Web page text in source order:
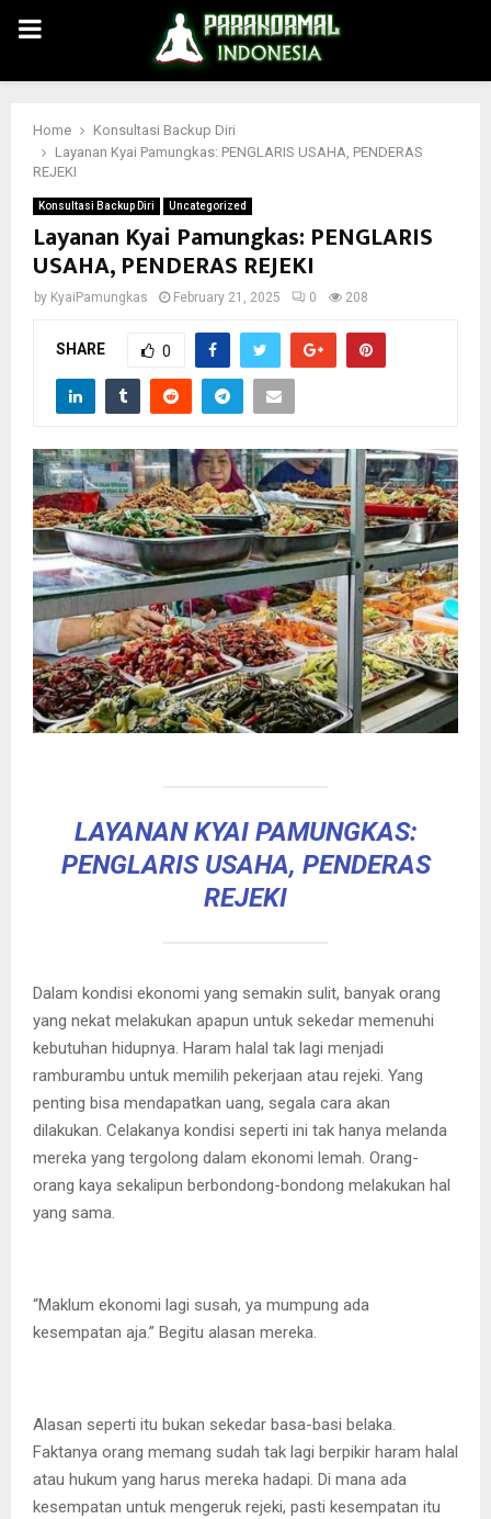
PRIMARY
MENU
Home
Konsultasi Backup Diri
Layanan Kyai Pamungkas: PENGLARIS USAHA, PENDERAS
REJEKI
Konsultasi Backup Diri Uncategorized
Layanan Kyai Pamungkas: PENGLARIS
USAHA, PENDERAS REJEKI
by KyaiPamungkas February 21, 2025 0 208
SHARE 0
LAYANAN KYAI PAMUNGKAS:
PENGLARIS USAHA, PENDERAS
REJEKI
Dalam kondisi ekonomi yang semakin sulit, banyak orang
yang nekat melakukan apapun untuk sekedar memenuhi
kebutuhan hidupnya. Haram halal tak lagi menjadi
ramburambu untuk memilih pekerjaan atau rejeki. Yang
penting bisa mendapatkan uang, segala cara akan
dilakukan. Celakanya kondisi seperti ini tak hanya melanda
mereka yang tergolong dalam ekonomi lemah. Orang-
orang kaya sekalipun berbondong-bondong melakukan hal
yang sama.
“Maklum ekonomi lagi susah, ya mumpung ada
kesempatan aja.” Begitu alasan mereka.
Alasan seperti itu bukan sekedar basa-basi belaka.
Faktanya orang memang sudah tak lagi berpikir haram halal
atau hukum yang harus mereka hadapi. Di mana ada
kesempatan untuk mengeruk rejeki, pasti kesempatan itu